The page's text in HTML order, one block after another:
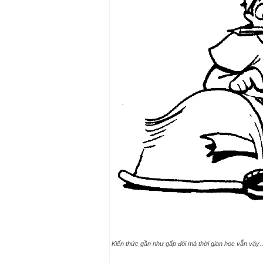
Kiến thức gần như gấp đôi mà thời gian học vẫn